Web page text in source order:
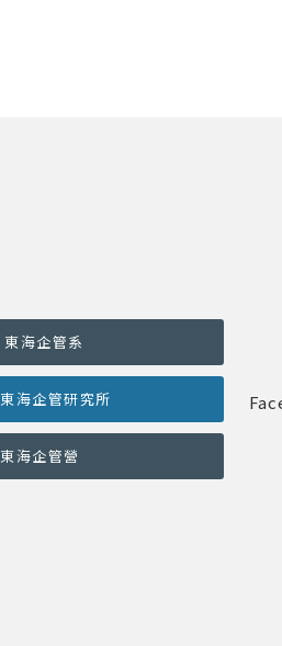
東海企管系
東海企管研究所
東海企管營